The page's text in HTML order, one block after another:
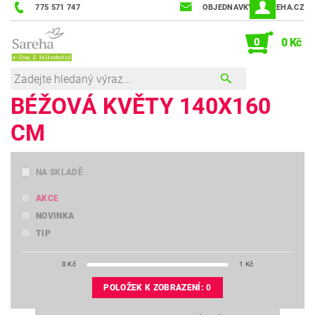
775 571 747 OBJEDNAVKY@SAREHA.CZ
0 0 Kč
BÉŽOVÁ KVĚTY 140X160
CM
NA SKLADĚ
AKCE
NOVINKA
TIP
0 Kč 1 Kč
POLOŽEK K ZOBRAZENÍ:0